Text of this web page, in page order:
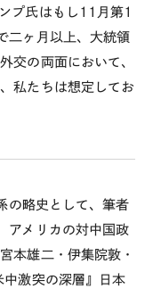
プ氏はもし 11 月第1
二ヶ月以上、大統領
交の両面において、
私たちは想定してお
の略史として、筆者
アメリカの対中国政
雄二・伊集院敦・
中激突の深層』日本